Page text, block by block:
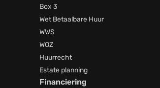
Box 3
Wet Betaalbare Huur
WWS
WOZ
Huurrecht
Estate planning
Financiering